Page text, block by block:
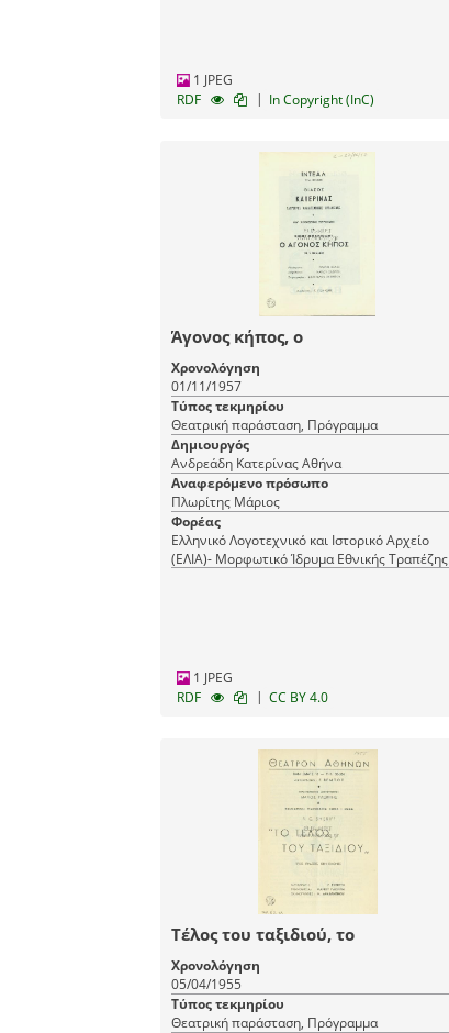
1 JPEG
RDF
| In Copyright (InC)
Άγονος κήπος, ο
Χρονολόγηση
01/11/1957
Τύπος τεκμηρίου
Θεατρική παράσταση, Πρόγραμμα
Δημιουργός
Ανδρεάδη Κατερίνας Αθήνα
Αναφερόμενο πρόσωπο
Πλωρίτης Μάριος
Φορέας
Ελληνικό Λογοτεχνικό και Ιστορικό Αρχείο
(ΕΛΙΑ)- Μορφωτικό Ίδρυμα Εθνικής Τραπέζης
1 JPEG
RDF
| CC BY 4.0
Τέλος του ταξιδιού, το
Χρονολόγηση
05/04/1955
Τύπος τεκμηρίου
Θεατρική παράσταση, Πρόγραμμα